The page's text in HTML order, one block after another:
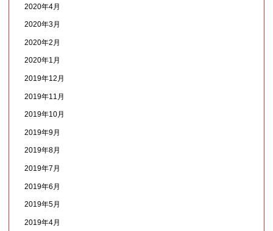
2020年4月
2020年3月
2020年2月
2020年1月
2019年12月
2019年11月
2019年10月
2019年9月
2019年8月
2019年7月
2019年6月
2019年5月
2019年4月